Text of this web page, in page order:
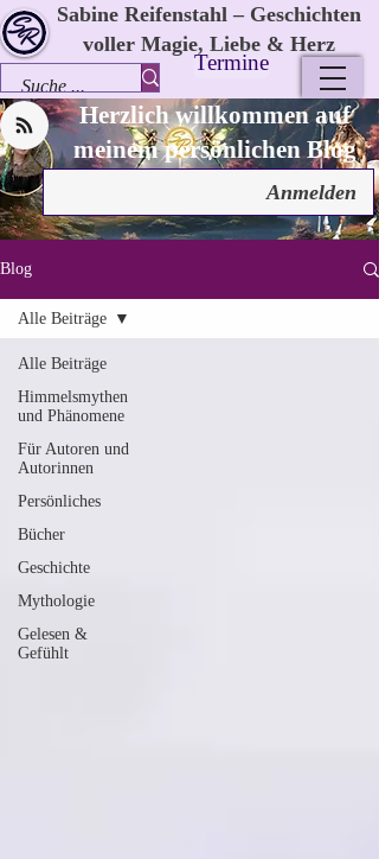
Sabine Reifenstahl – Geschichten
voller Magie, Liebe & Herz
Termine
Herzlich willkommen auf
meinem persönlichen Blog
Anmelden
Blog
Alle Beiträge
Himmelsmythen
und Phänomene
Für Autoren und
Autorinnen
Persönliches
Bücher
Geschichte
Mythologie
Gelesen &
Gefühlt
Alle Beiträge